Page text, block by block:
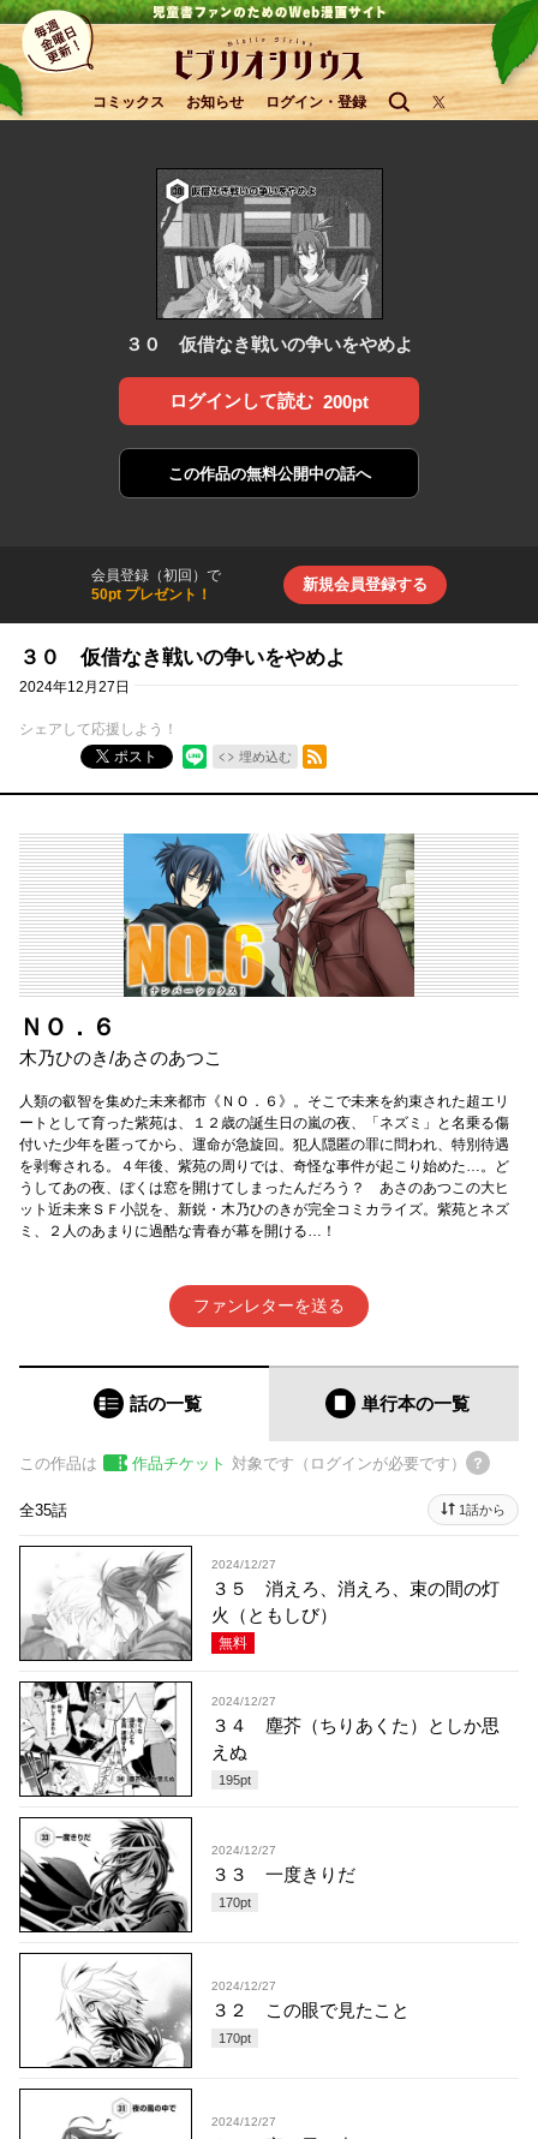
コミックス お知らせ ログイン・登録
３０ 仮借なき戦いの争いをやめよ
ログインして読む 200pt
この作品の無料公開中の話へ
会員登録（初回）で
50pt プレゼント！
新規会員登録する
３０ 仮借なき戦いの争いをやめよ
2024年12月27日
シェアして応援しよう！
ポスト
埋め込む
RSSフィード
ＮＯ．６
木乃ひのき/あさのあつこ
人類の叡智を集めた未来都市《ＮＯ．６》。そこで未来を約束された超エリ
ートとして育った紫苑は、１２歳の誕生日の嵐の夜、「ネズミ」と名乗る傷
付いた少年を匿ってから、運命が急旋回。犯人隠匿の罪に問われ、特別待遇
を剥奪される。４年後、紫苑の周りでは、奇怪な事件が起こり始めた…。ど
うしてあの夜、ぼくは窓を開けてしまったんだろう？ あさのあつこの大ヒ
ット近未来ＳＦ小説を、新鋭・木乃ひのきが完全コミカライズ。紫苑とネズ
ミ、２人のあまりに過酷な青春が幕を開ける…！
ファンレターを送る
話の一覧 単行本の一覧
この作品は 作品チケット 対象です（ログインが必要です）
全35話 1話から
2024/12/27
３５ 消えろ、消えろ、束の間の灯
火（ともしび）
無料
2024/12/27
３４ 塵芥（ちりあくた）としか思
えぬ
195pt
2024/12/27
３３ 一度きりだ
170pt
2024/12/27
３２ この眼で見たこと
170pt
2024/12/27